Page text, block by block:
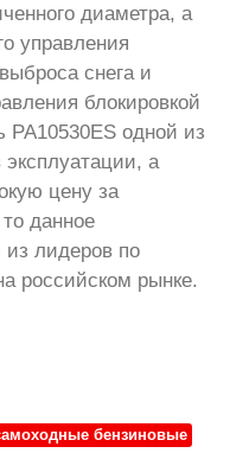
диаметра, а
управления
снега и
блокировкой
PA10530ES одной из
а
цену за
данное
из лидеров по
российском рынке.
бензиновые